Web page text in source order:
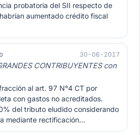
probatoria del SII respecto de
aumentado crédito fiscal
30-06-2017
CONTRIBUYENTES con
al art. 97 N°4 CT por
con gastos no acreditados.
del tributo eludido considerando
mediante rectificación…